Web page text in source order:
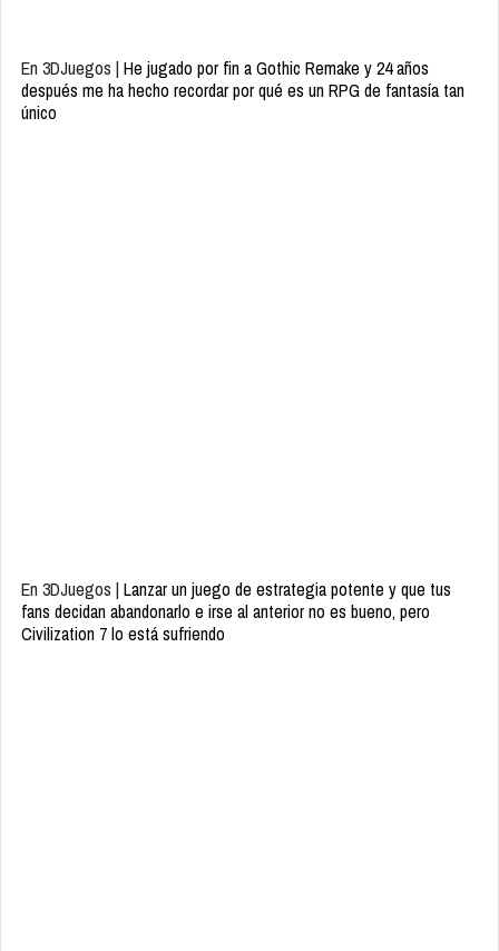
En 3DJuegos | He jugado por fin a Gothic Remake y 24 años
después me ha hecho recordar por qué es un RPG de fantasía tan
único
En 3DJuegos | Lanzar un juego de estrategia potente y que tus
fans decidan abandonarlo e irse al anterior no es bueno, pero
Civilization 7 lo está sufriendo